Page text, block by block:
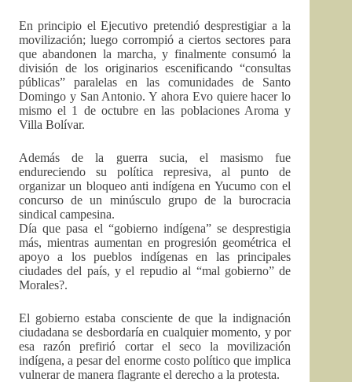
En principio el Ejecutivo pretendió desprestigiar a la
movilización; luego corrompió a ciertos sectores para
que abandonen la marcha, y finalmente consumó la
división de los originarios escenificando “consultas
públicas” paralelas en las comunidades de Santo
Domingo y San Antonio. Y ahora Evo quiere hacer lo
mismo el 1 de octubre en las poblaciones Aroma y
Villa Bolívar.
Además de la guerra sucia, el masismo fue
endureciendo su política represiva, al punto de
organizar un bloqueo anti indígena en Yucumo con el
concurso de un minúsculo grupo de la burocracia
sindical campesina.
Día que pasa el “gobierno indígena” se desprestigia
más, mientras aumentan en progresión geométrica el
apoyo a los pueblos indígenas en las principales
ciudades del país, y el repudio al “mal gobierno” de
Morales?.
El gobierno estaba consciente de que la indignación
ciudadana se desbordaría en cualquier momento, y por
esa razón prefirió cortar el seco la movilización
indígena, a pesar del enorme costo político que implica
vulnerar de manera flagrante el derecho a la protesta.